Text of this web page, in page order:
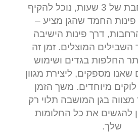
בחבילה המורחבת של 3 שעות, נוכל להקיף
החמד שהגן מציע –
דרך פינות הישיבה
השבילים המוצלים. זמן זה
החלפות בגדים ושימוש
שאנו מספקים, ליצירת מגוון
מיוחדים. משך הזמן
מצווה בגן המושבה תלוי רק
להגשים את כל החלומות
שלך.